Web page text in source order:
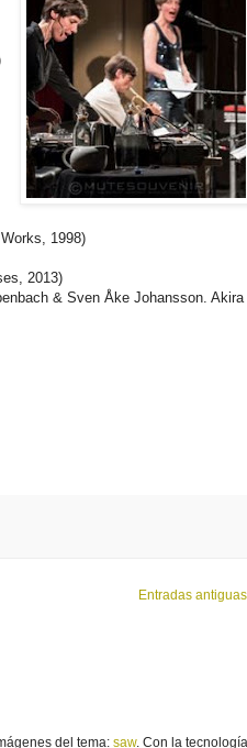
1998)
2013)
& Sven Åke Johansson. Akira
Entradas antiguas
del tema: saw. Con la